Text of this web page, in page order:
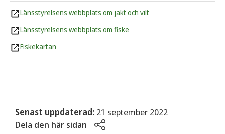
Länsstyrelsens webbplats om jakt och vilt
Länsstyrelsens webbplats om fiske
Fiskekartan
Senast uppdaterad: 21 september 2022
Dela den här sidan